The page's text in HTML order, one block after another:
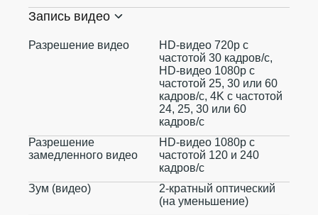
Запись видео
Разрешение видео
HD-видео 720p с
частотой 30 кадров/ с,
HD-видео 1080p с
частотой 25, 30 или 60
кадров/ с, 4K с частотой
24, 25, 30 или 60
кадров/ с
Разрешение
замедленного видео
HD-видео 1080р с
частотой 120 и 240
кадров/ с
Зум (видео)
2-кратный оптический
(на уменьшение)